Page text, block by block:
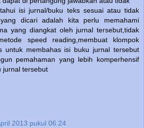
isi jurnal/buku teks sesuai atau tidak
dicari adalah kita perlu memahami
yang diangkat oleh jurnal tersebut,tidak
speed reading,membuat klompok
untuk membahas isi buku jurnal tersebut
pemahaman yang lebih komperhensif
jurnal tersebut
2013 pukul 06.24